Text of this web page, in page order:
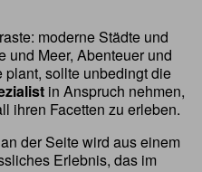
moderne Städte und
und Meer, Abenteuer und
sollte unbedingt die
in Anspruch nehmen,
ihren Facetten zu erleben.
der Seite wird aus einem
Erlebnis, das im